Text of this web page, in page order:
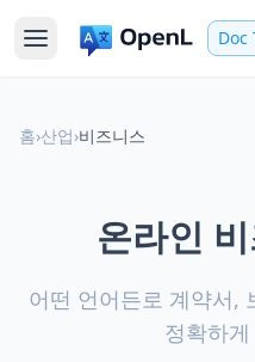
Doc
홈›산업›비즈니스
온라인
어떤 언어든로 계약서,
정확하